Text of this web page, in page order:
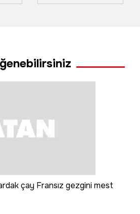
trafiğe kapatıldı
çay Fransız gezgini mest